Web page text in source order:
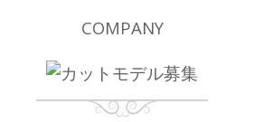
COMPANY